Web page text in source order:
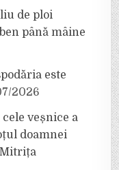
de ploi
până mâine
este
2026
veșnice a
doamnei